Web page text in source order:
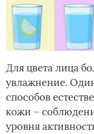
Для цвета лица
увлажнение.
способов
кожи –
уровня